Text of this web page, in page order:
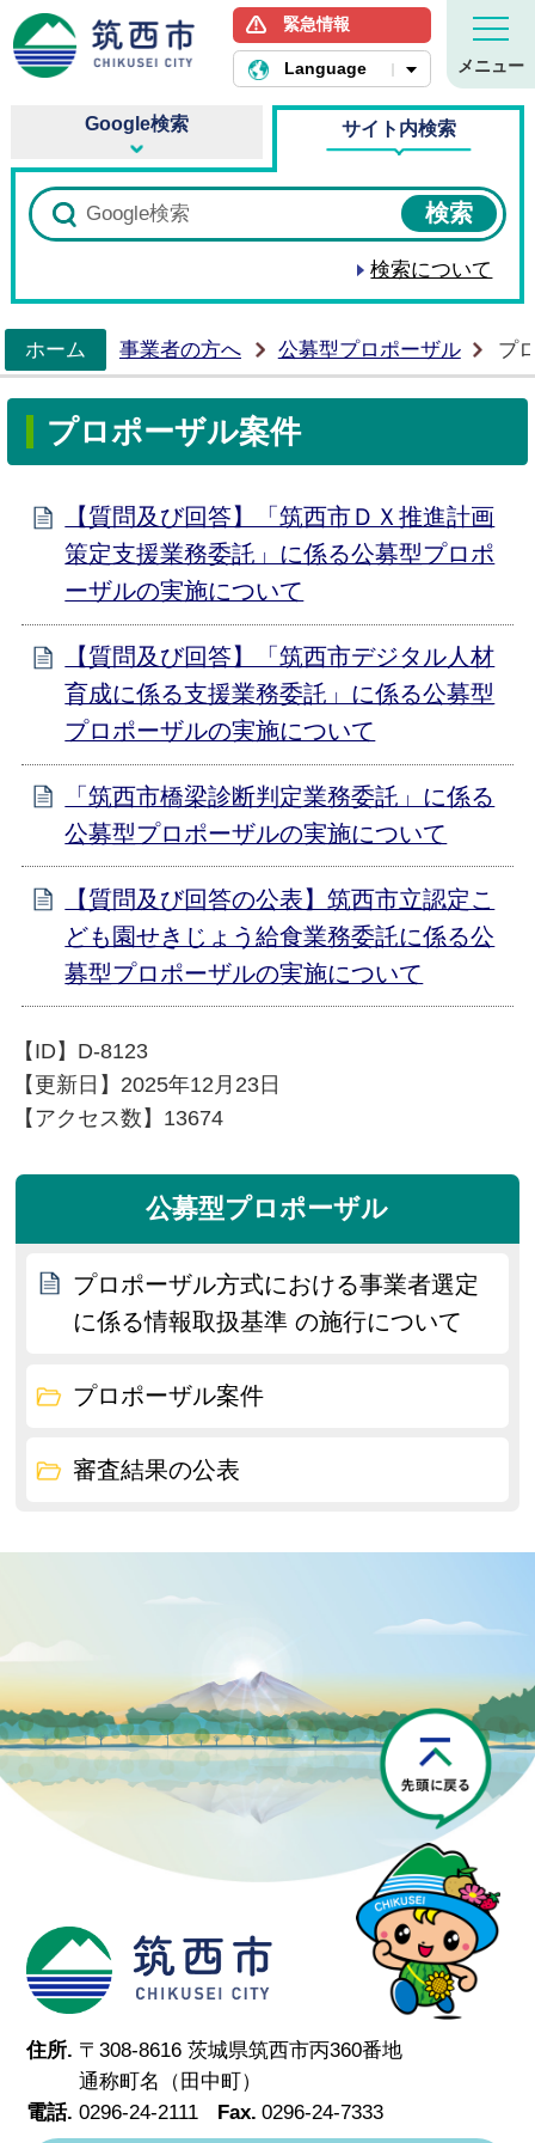
筑西市ホームページ
緊急情報
Language メニュー
Google検索 サイト内検索
検索について
ホーム
事業者の方へ 公募型プロポーザル プ
プロポーザル案件
【質問及び回答】「筑西市ＤＸ推進計画
策定支援業務委託」に係る公募型プロポ
ーザルの実施について
【質問及び回答】「筑西市デジタル人材
育成に係る支援業務委託」に係る公募型
プロポーザルの実施について
「筑西市橋梁診断判定業務委託」に係る
公募型プロポーザルの実施について
【質問及び回答の公表】筑西市立認定こ
ども園せきじょう給食業務委託に係る公
募型プロポーザルの実施について
【ID】 D-8123
【更新日】 2025年12月23日
【アクセス数】 13674
公募型プロポーザル
プロポーザル方式における事業者選定
に係る情報取扱基準 の施行について
プロポーザル案件
審査結果の公表
筑西市
住所. 〒308-8616 茨城県筑西市丙360番地
通称町名（田中町）
電話. 0296-24-2111 Fax. 0296-24-7333